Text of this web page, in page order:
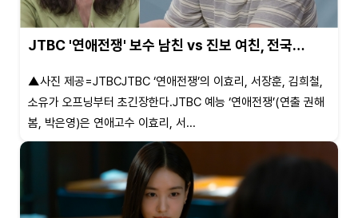
JTBC '연애전쟁' 보수 남친 vs 진보 여친, 전국…
▲사진 제공=JTBCJTBC ‘연애전쟁’의 이효리, 서장훈, 김희철,
소유가 오프닝부터 초긴장한다.JTBC 예능 ‘연애전쟁’(연출 권해
봄, 박은영)은 연애고수 이효리, 서...